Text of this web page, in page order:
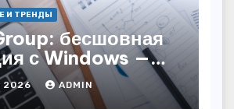
И ТРЕНДЫ
бесшовная
с Windows —
бизнес-
2026 ADMIN